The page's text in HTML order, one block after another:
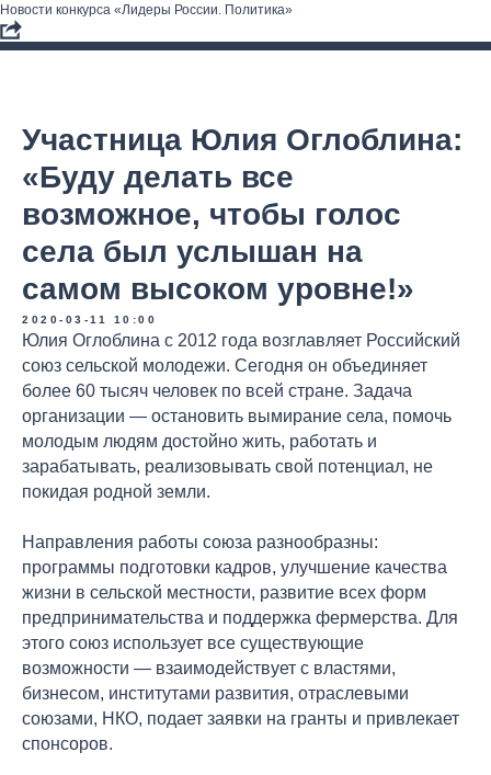
Новости конкурса «Лидеры России. Политика»
Участница Юлия Оглоблина:
«Буду делать все
возможное, чтобы голос
села был услышан на
самом высоком уровне!»
2020-03-11 10:00
Юлия Оглоблина с 2012 года возглавляет Российский
союз сельской молодежи. Сегодня он объединяет
более 60 тысяч человек по всей стране. Задача
организации — остановить вымирание села, помочь
молодым людям достойно жить, работать и
зарабатывать, реализовывать свой потенциал, не
покидая родной земли.
Направления работы союза разнообразны:
программы подготовки кадров, улучшение качества
жизни в сельской местности, развитие всех форм
предпринимательства и поддержка фермерства. Для
этого союз использует все существующие
возможности — взаимодействует с властями,
бизнесом, институтами развития, отраслевыми
союзами, НКО, подает заявки на гранты и привлекает
спонсоров.